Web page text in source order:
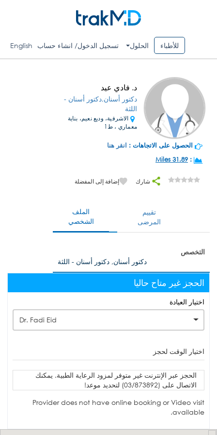
للأطباء الحلول تسجيل الدخول/ انشاء حساب English
د. فادي عيد
دكتور أسنان,دكتور أسنان -
اللثة
الاشرفية، وديع نعيم، بناية
معماري ، ط1
الحصول على الاتجاهات : انقر هنا
:
31.89 Miles
شارك إضافة إلى المفضلة
الملف
الشخصي
تقييم
المرضى
التخصص
دكتور أسنان, دكتور أسنان - اللثة
الحجز غير متاح حاليا
اختيار العيادة
Dr. Fadi Eid
اختيار الوقت لحجز
الحجز عبر الإنترنت غير متوفر لمزود الرعاية الطبية. يمكنك
الاتصال على (03/873892) لتحديد موعد!
Provider does not have online booking or Video visit
available.